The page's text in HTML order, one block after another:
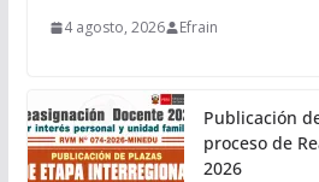
4 agosto, 2026 Efrain
Publicación
proceso de
2026